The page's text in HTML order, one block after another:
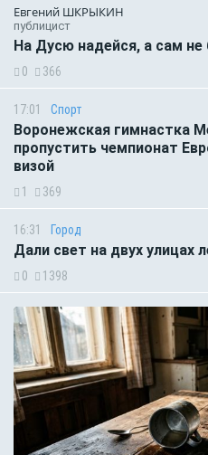
Евгений ШКРЫКИН
публицист
На Дусю надейся, а сам не
0 366
17:01 Спорт
Воронежская гимнастка
пропустить чемпионат
визой
1 369
16:31 Город
Дали свет на двух улицах
0 1398